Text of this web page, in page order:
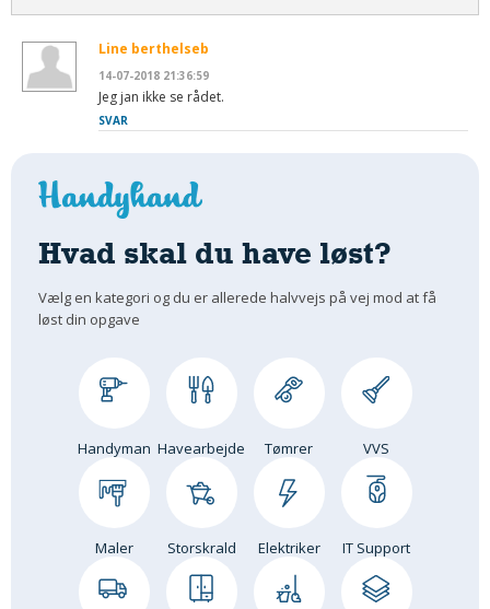
Line berthelseb
14-07-2018 21:36:59
Jeg jan ikke se rådet.
SVAR
Hvad skal du have løst?
Vælg en kategori og du er allerede halvvejs på vej mod at få
løst din opgave
Handyman Havearbejde Tømrer VVS
Maler Storskrald Elektriker IT Support